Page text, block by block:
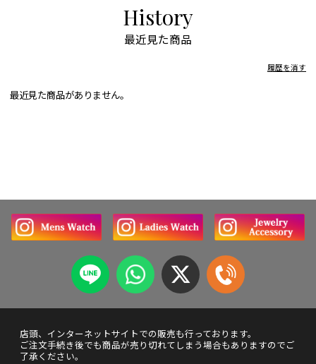
History
最近見た商品
履歴を消す
最近見た商品がありません。
店頭、インターネットサイトでの販売も行っております。
ご注文手続き後でも商品が売り切れてしまう場合もありますのでご
了承ください。